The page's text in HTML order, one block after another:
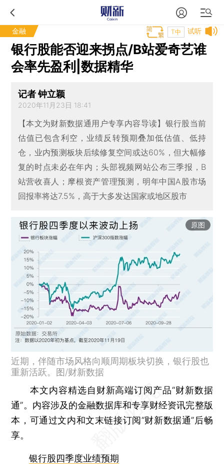
金融 试听
T中
银行股能否迎来拐点/B站爱奇艺谁
会率先盈利|数据精华
记者 钟立颖
2020年11月23日 18:41
【本文为财新数据通用户专享内容导读】银行股当前
估值已包含利空，业绩反转预期叠加低估值、低持
仓，业内预测板块后续修复空间或达60%，但大幅修
复的时点未必在年内；头部视频网站公布三季报，B
站营收喜人；摩根资产管理预测，明年中国A股市场
回报率将达7.5%，高于大多发达国家或地区股市
原图
近期，伴随市场风格向顺周期板块切换，银行股也
重新活跃。图/财新数据
本文内容精选自财新高端订阅产品“财新数据
通”。内容涉及的金融数据库和专享财经资讯完整版
本，可通过文内和文末链接订阅“财新数据通”后畅
享。
银行股四季度业绩预期